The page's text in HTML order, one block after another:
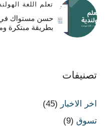
تعلم اللغة
حسن مستواك في
بطريقة مبتكرة
تصنيفات
اخر الاخبار (45)
تسوق (9)